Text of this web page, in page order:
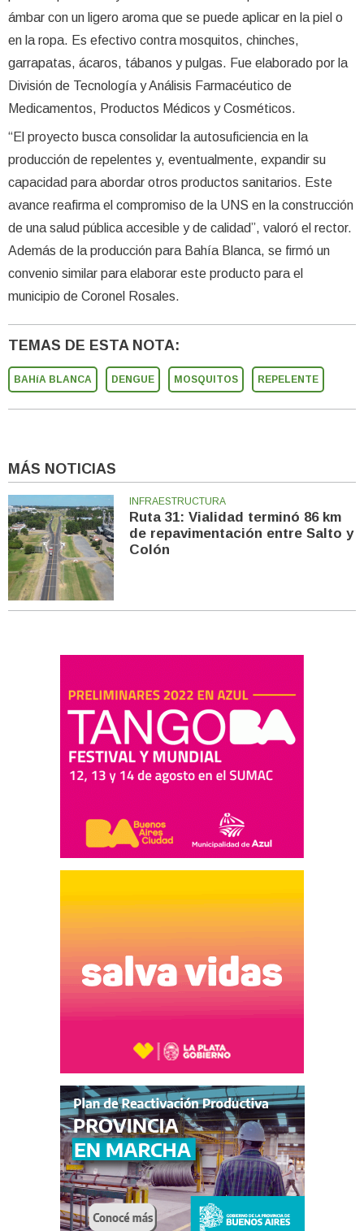
ámbar con un ligero aroma que se puede aplicar en la piel o
en la ropa. Es efectivo contra mosquitos, chinches,
garrapatas, ácaros, tábanos y pulgas. Fue elaborado por la
División de Tecnología y Análisis Farmacéutico de
Medicamentos, Productos Médicos y Cosméticos.
“El proyecto busca consolidar la autosuficiencia en la
producción de repelentes y, eventualmente, expandir su
capacidad para abordar otros productos sanitarios. Este
avance reafirma el compromiso de la UNS en la construcción
de una salud pública accesible y de calidad”, valoró el rector.
Además de la producción para Bahía Blanca, se firmó un
convenio similar para elaborar este producto para el
municipio de Coronel Rosales.
TEMAS DE ESTA NOTA:
BAHíA BLANCA DENGUE MOSQUITOS REPELENTE
MÁS NOTICIAS
INFRAESTRUCTURA
Ruta 31: Vialidad terminó 86 km
de repavimentación entre Salto y
Colón